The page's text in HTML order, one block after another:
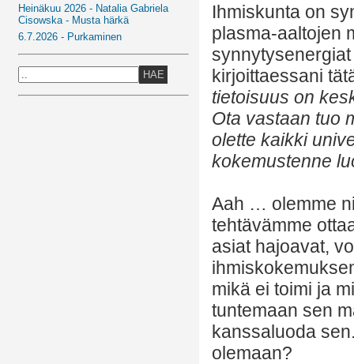
Heinäkuu 2026 - Natalia Gabriela
Cisowska - Musta härkä
6.7.2026 - Purkaminen
HAE
Ihmiskunta on
plasma-aaltojen
kirjoittaessani
tietoisuus on
Ota vastaan tuo
olette kaikki
kokemustenne
Aah … olemme
tehtävämme
asiat hajoavat,
mikä ei toimi ja
tuntemaan sen
kanssaluoda
olemaan?